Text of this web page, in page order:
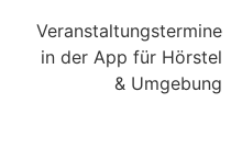
Veranstaltungstermine
in der App für Hörstel
& Umgebung